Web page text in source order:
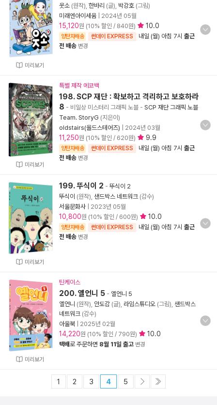
미리보기
웃소 (원작), 한바리 (글), 박강호 (그림)
미래엔아이세움
2024년 05월
15,120원 (10% 할인 / 840원) 10.0
양탄자배송 썬데이 EXPRESS 내일 (월) 아침 7시 출근
전 배송 변경
미리보기
특별 제작 에코백
198. SCP 재단 : 확보하고 격리하고 보호하라
8 - 비일상 미스터리 그래픽 노블 - SCP 재단 그래픽 노블
Team. StoryG (지은이)
oldstairs(올드스테어즈)
2024년 03월
11,250원 (10% 할인 / 620원) 9.9
양탄자배송 썬데이 EXPRESS 내일 (월) 아침 7시 출근
전 배송 변경
미리보기
199. 뚜식이 2 - 뚜식이 2
뚜식이 (원작), 샌드박스 네트워크 (감수)
서울문화사
2023년 05월
10,800원 (10% 할인 / 600원) 10.0
양탄자배송 썬데이 EXPRESS 내일 (월) 아침 7시 출근
전 배송 변경
미리보기
틴케이스
200. 옐언니 5 - 옐언니 5
옐언니 (원작), 안도감 (글), 라임스튜디오 (그림), 샌드박스
네트워크 (감수)
아울북
2025년 02월
14,220원 (10% 할인 / 790원) 10.0
택배로 주문하면 8월 11일 출고 변경
1 2 3 4 5